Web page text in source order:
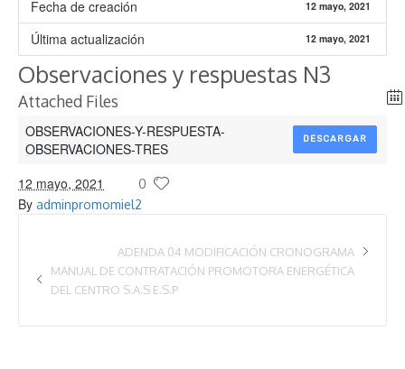
Fecha de creación 12 mayo, 2021
Última actualización 12 mayo, 2021
Observaciones y respuestas N3
Attached Files
OBSERVACIONES-Y-RESPUESTA-
OBSERVACIONES-TRES
DESCARGAR
12 mayo, 2021 0
By adminpromomiel2
ADENDA 04 MODIFICACIÓN CRONOGRAMA
MANUAL DE CONTRATACIÓN PROMOTORA ENERGÉTICA
DEL CENTRO S.A.S E.S.P